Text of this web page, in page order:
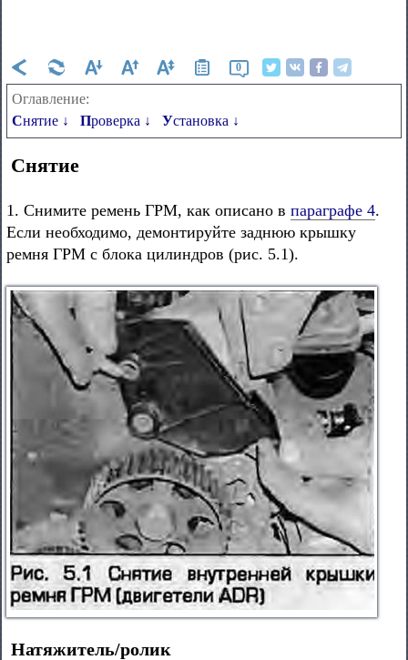
0
Оглавление:
Снятие ↓
Проверка ↓ Установка ↓
Снятие
1. Снимите ремень ГРМ, как описано в параграфе 4.
Если необходимо, демонтируйте заднюю крышку
ремня ГРМ с блока цилиндров (рис. 5.1).
Натяжитель/ролик